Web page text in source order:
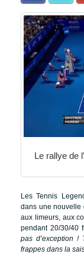
Le rallye de
Les Tennis
dans une nouvelle
aux limeurs, aux
pendant 20/30/40
pas d’exception !
frappes dans la